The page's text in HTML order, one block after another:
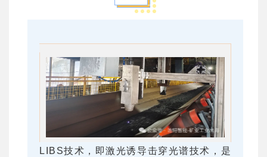
LIBS技术，即激光诱导击穿光谱技术，是